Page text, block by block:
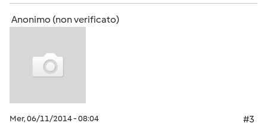
Anonimo (non verificato)
Mer, 06/11/2014 - 08:04 #3